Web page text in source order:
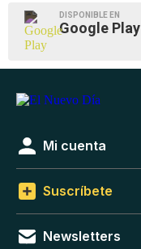
DISPONIBLE EN
Google Play
Mi cuenta
Suscríbete
Newsletters